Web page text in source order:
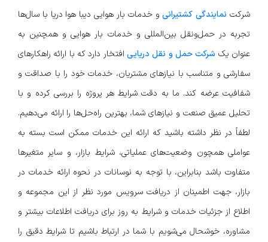
شرکت نمایندگی کشتیرانیو خدمات بار هوایی دیبا هوا دریا با سال‌ها
تجربه در حمل‌ونقل بین‌المللی و خدمات بار هوایی و همچنین به
عنوان یک شرکت حمل و نقل دریایی افتخار دارد که با ارائه راهکارهای
سفارشی و متناسب با نیازهای مشتریان، خدمات خود را با صداقت و
شفافیت عرضه کند. ما به دقت شرایط هر پروژه را بررسی کرده و با
تحلیل عمیق صنعت و نیازهای شما، بهترین راه‌حل‌ها را ارائه می‌دهیم.
لطفاً در نظر داشته باشید که ارائه این خدمات ممکن است بسته به
عواملی همچون وضعیت‌های عملیاتی، شرایط بازار، و سایر متغیرها
متفاوت باشد بنابراین، با توجه به نوسانات در نحوه ارائه خدمات در
بازار، جهت اطمینان از دریافت سرویس مورد نظر از این مجموعه و
اطلاع از جزئیات خدمات و شرایط به روز برای دریافت اطلاعات بیشتر و
مشاوره، خوشحال می‌شویم با شما در ارتباط باشیم تا شرایط دقیق را